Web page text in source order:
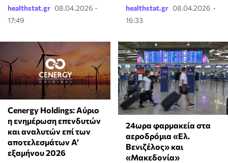
healthstat.gr 08.04.2026 -
17:49
healthstat.gr 08.04.2026 -
16:33
Cenergy Holdings: Αύριο
η ενημέρωση επενδυτών
και αναλυτών επί των
αποτελεσμάτων A’
εξαμήνου 2026
24ωρα φαρμακεία στα
αεροδρόμια «Ελ.
Βενιζέλος» και
«Μακεδονία»